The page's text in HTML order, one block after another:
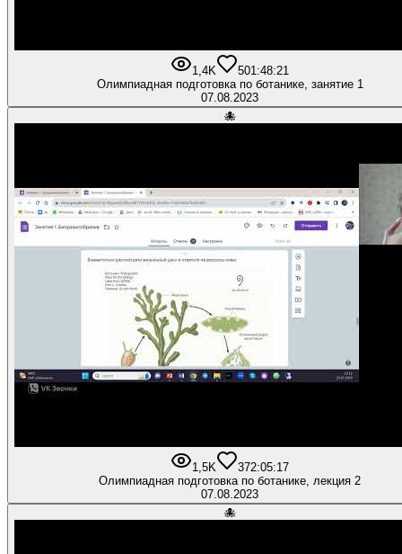
1,4K 501:48:21
Олимпиадная подготовка по ботанике, занятие 1
07.08.2023
🐙
1,5K 372:05:17
Олимпиадная подготовка по ботанике, лекция 2
07.08.2023
🐙